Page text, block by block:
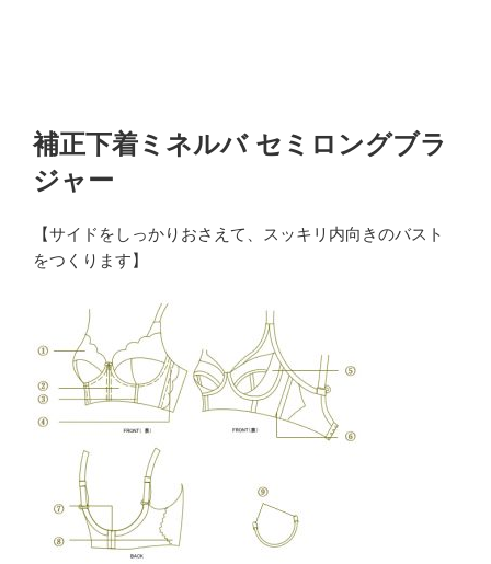
補正下着ミネルバ セミロングブラ
ジャー
【サイドをしっかりおさえて、スッキリ内向きのバスト
をつくります】